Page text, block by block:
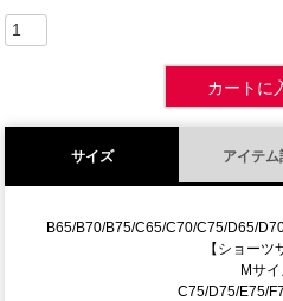
カートに
サイズ アイテム
B65/B70/B75/C65/C70/C75/D65/
【ショーツ
Mサ
C75/D75/E75/